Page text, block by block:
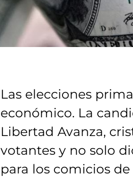
Las elecciones
económico. La
Libertad Avanza,
votantes y no solo
para los comicios